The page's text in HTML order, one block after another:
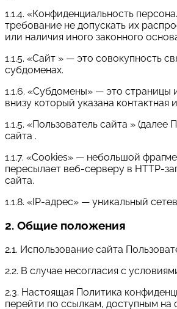
1.1.4. «Конфиденциальность
требование не допускать их
или наличия иного законного
1.1.5. «Сайт » — это совокупность
субдоменах.
1.1.6. «Субдомены» — это страницы
внизу который указана
1.1.5. «Пользователь сайта »
сайта .
1.1.7. «Cookies» — небольшой
пересылает веб-серверу в HTTP-
сайта.
1.1.8. «IP-адрес» — уникальный
2. Общие положения
2.1. Использование сайта
2.2. В случае несогласия с
2.3. Настоящая Политика
перейти по ссылкам, доступным на